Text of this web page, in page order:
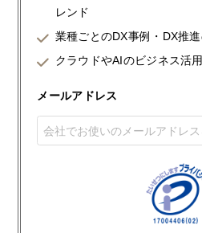
レンド
業種ごとのDX事例・DX推
クラウドやAIのビジネス活
メールアドレス